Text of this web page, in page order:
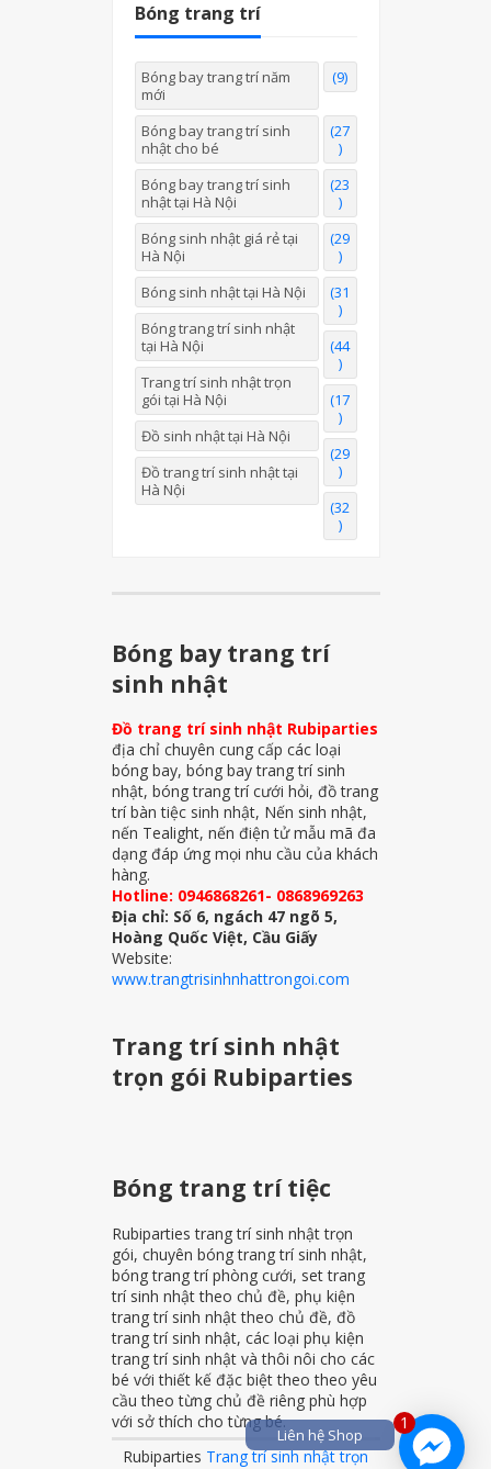
1
Liên hệ Shop
Bóng trang trí
Bóng bay trang trí năm
mới
(9)
Bóng bay trang trí sinh
nhật cho bé
(27
)
Bóng bay trang trí sinh
nhật tại Hà Nội
(23
)
Bóng sinh nhật giá rẻ tại
Hà Nội
(29
)
Bóng sinh nhật tại Hà Nội
(31
)
Bóng trang trí sinh nhật
tại Hà Nội
(44
)
Trang trí sinh nhật trọn
gói tại Hà Nội
(17
)
Đồ sinh nhật tại Hà Nội
(29
)
Đồ trang trí sinh nhật tại
Hà Nội
(32
)
Bóng bay trang trí
sinh nhật
Đồ trang trí sinh nhật Rubiparties
địa chỉ chuyên cung cấp các loại
bóng bay, bóng bay trang trí sinh
nhật, bóng trang trí cưới hỏi, đồ trang
trí bàn tiệc sinh nhật, Nến sinh nhật,
nến Tealight, nến điện tử mẫu mã đa
dạng đáp ứng mọi nhu cầu của khách
hàng.
Hotline: 0946868261- 0868969263
Địa chỉ: Số 6, ngách 47 ngõ 5,
Hoàng Quốc Việt, Cầu Giấy
Website:
www.trangtrisinhnhattrongoi.com
Trang trí sinh nhật
trọn gói Rubiparties
Bóng trang trí tiệc
Rubiparties trang trí sinh nhật trọn
gói, chuyên bóng trang trí sinh nhật,
bóng trang trí phòng cưới, set trang
trí sinh nhật theo chủ đề, phụ kiện
trang trí sinh nhật theo chủ đề, đồ
trang trí sinh nhật, các loại phụ kiện
trang trí sinh nhật và thôi nôi cho các
bé với thiết kế đặc biệt theo theo yêu
cầu theo từng chủ đề riêng phù hợp
với sở thích cho từng bé.
Rubiparties Trang trí sinh nhật trọn